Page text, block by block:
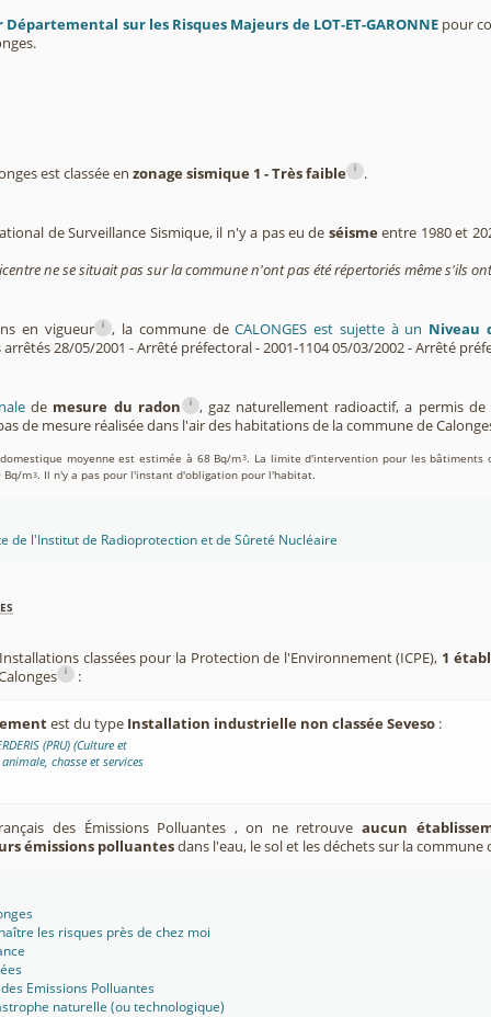
Départemental sur les Risques Majeurs de LOT-ET-GARONNEpour
est classée en zonage sismique 1 - Très faible i .
de Surveillance Sismique, il n'y a pas eu de séismeentre 1980 et
ne se situait pas sur la commune n'ont pas été répertoriés même s'ils
en vigueur i , la commune deCALONGES est sujette à un Niveau
28/05/2001 - Arrêté préfectoral - 2001-1104 05/03/2002 - Arrêté
de mesure du radon i
, gaz naturellement radioactif, a permis
de mesure réalisée dans l'air des habitations de la commune de
moyenne est estimée à 68 Bq/m3. La limite d'intervention pour les bâtiments
Bq/m3. Il n'y a pas pour l'instant d'obligation pour l'habitat.
de l'Institut de Radioprotection et de Sûreté Nucléaire
classées pour la Protection de l'Environnement (ICPE), 1
i :
est du type Installation industrielle non classée Seveso :
(PRU) (Culture et
chasse et services
des Émissions Polluantes , on ne retrouveaucun
émissions polluantesdans l'eau, le sol et les déchets sur la commune
les risques près de chez moi
Emissions Polluantes
naturelle (ou technologique)